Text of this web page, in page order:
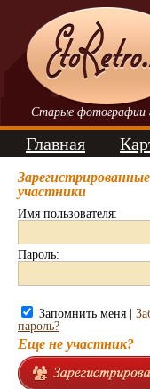
Старые фотографии
Главная
Зарегистрированные
участники
Имя пользователя:
Пароль:
Запомнить меня |
пароль?
Еще не участник?